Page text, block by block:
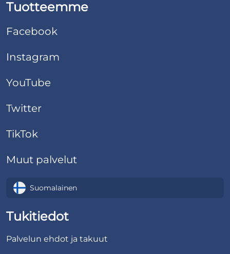
Tuotteemme
Facebook
Instagram
YouTube
Twitter
TikTok
Muut palvelut
Suomalainen
Tukitiedot
Palvelun ehdot ja takuut